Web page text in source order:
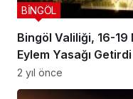
Bingöl Valiliği, 16-19
Eylem Yasağı Getirdi
BİNGÖL
2 yıl önce